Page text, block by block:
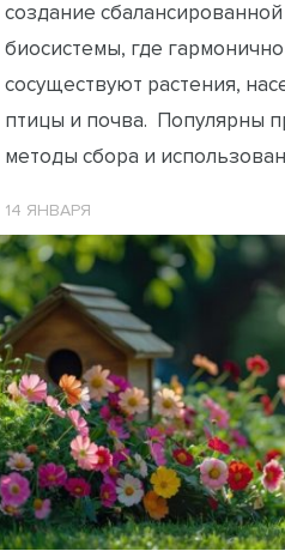
создание сбалансированной
биосистемы, где гармонично
сосуществуют растения,
птицы и почва. Популярны
методы сбора и
14 ЯНВАРЯ